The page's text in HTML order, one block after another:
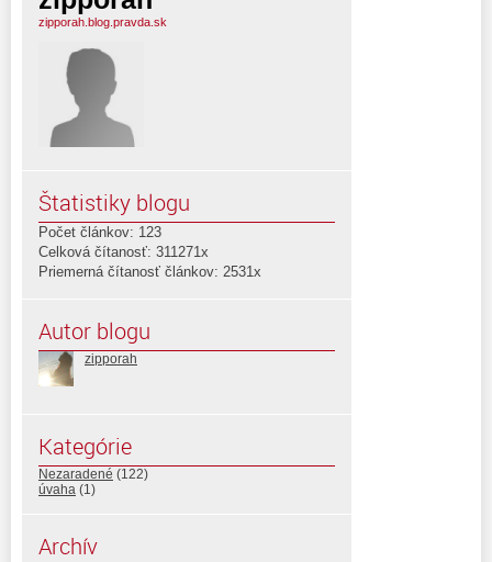
zipporah.blog.pravda.sk
Štatistiky blogu
Počet článkov: 123
Celková čítanosť: 311271x
Priemerná čítanosť článkov: 2531x
Autor blogu
zipporah
Kategórie
Nezaradené (122)
úvaha (1)
Archív